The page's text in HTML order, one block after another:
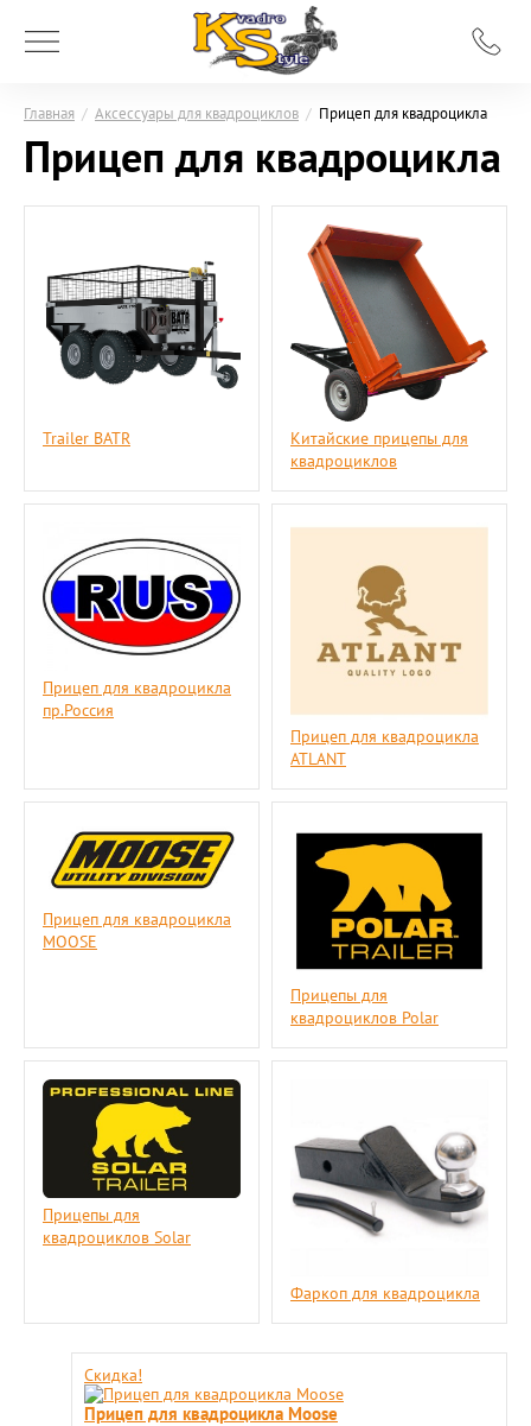
Главная / Аксессуары для квадроциклов / Прицеп для квадроцикла
Прицеп для квадроцикла
Trailer BATR
Китайские прицепы для
квадроциклов
Прицеп для квадроцикла
пр.Россия
Прицеп для квадроцикла
ATLANT
Прицеп для квадроцикла
MOOSE
Прицепы для
квадроциклов Polar
Прицепы для
квадроциклов Solar
Фаркоп для квадроцикла
Скидка!
Прицеп для квадроцикла Moose